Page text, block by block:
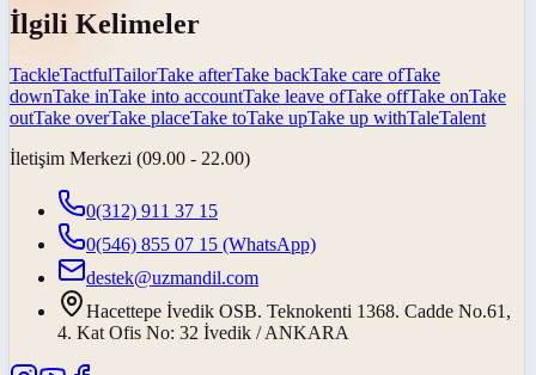
İlgili Kelimeler
TackleTactfulTailorTake afterTake backTake care ofTake
downTake inTake into accountTake leave ofTake offTake onTake
outTake overTake placeTake toTake upTake up withTaleTalent
İletişim Merkezi (09.00 - 22.00)
0(312) 911 37 15
0(546) 855 07 15 (WhatsApp)
destek@uzmandil.com
Hacettepe İvedik OSB. Teknokenti 1368. Cadde No.61,
4. Kat Ofis No: 32 İvedik / ANKARA